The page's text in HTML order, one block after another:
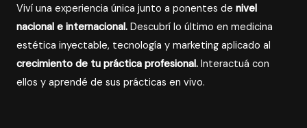
Viví una experiencia única junto a ponentes de nivel
nacional e internacional. Descubrí lo último en medicina
estética inyectable, tecnología y marketing aplicado al
crecimiento de tu práctica profesional. Interactuá con
ellos y aprendé de sus prácticas en vivo.